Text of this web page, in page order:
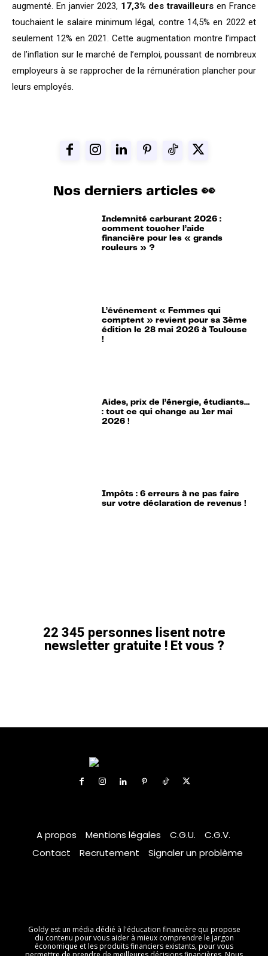
augmenté. En janvier 2023, 17,3% des travailleurs en France
touchaient le salaire minimum légal, contre 14,5% en 2022 et
seulement 12% en 2021. Cette augmentation montre l’impact
de l’inflation sur le marché de l’emploi, poussant de nombreux
employeurs à se rapprocher de la rémunération plancher pour
leurs employés.
Nos derniers articles 👀
Indemnité carburant 2026 :
comment toucher l’aide
financière pour les « grands
rouleurs » ?
L’événement « Femmes qui
comptent » revient pour sa 3ème
édition le 28 mai 2026 à Toulouse
!
Aides, prix de l’énergie, étudiants…
: tout ce qui change au 1er mai
2026 !
Impôts : 6 erreurs à ne pas faire
sur votre déclaration de revenus !
22 345 personnes lisent notre
newsletter gratuite ! Et vous ?
A propos Mentions légales C.G.U.
C.G.V.
Contact
Recrutement Signaler un problème
Goldy est un média dédié à l'éducation financière qui propose
du contenu pour vous aider à mieux comprendre le jargon
économique et les produits financiers existants, pour vous